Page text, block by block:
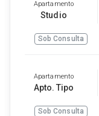
Apartamento
Studio
Sob Consulta
Apartamento
Apto. Tipo
Sob Consulta